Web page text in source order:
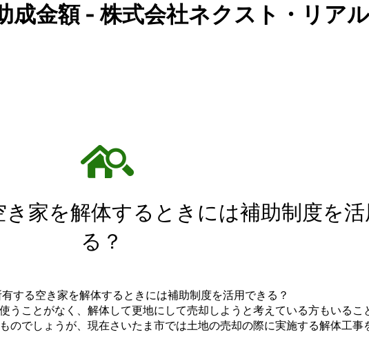
成金額 - 株式会社ネクスト・リア
家を解体するときには補助制度を
る？
うことがなく、解体して更地にして売却しようと考えている方もいるこ
のでしょうが、現在さいたま市では土地の売却の際に実施する解体工事